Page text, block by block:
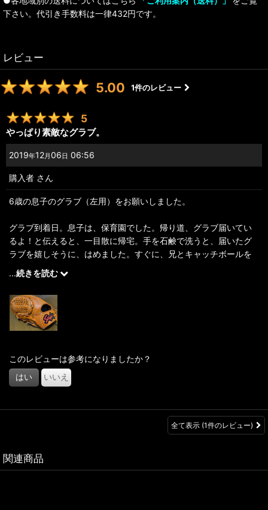
下さい。代引き手数料は一律432円です。
レビュー
5.00 1件のレビュー
5
やっぱり素敵なグラブ。
2019年12月 06 日 06:56
購入者 さん
6歳の息子のグラブ（左用）をお願いしました。
グラブ到着日。息子は、保育園でした。帰り道、グラブ届いてい
るよ！と伝えると、一目散に帰宅。手を石鹸で洗うと、届いたグ
ラブを嬉しそうに、はめました。すぐに、兄とキャッチボールを
開始。何故か兄も嬉しい気持ち。そんな光景に私も嬉しくなりま
した。
我が家のグラブは、セカンドベースさんにお世話になりっぱな
し。今回のグラブも、柔らかく使いやすく、子どもでもすぐに捕
球出来ています。
「いっぱいキャッチボールしてくださいね。」のコメントも頂
き、使う毎にさらに手に馴染んでいく気がします。
ありがとうございました。
...続きを読む
このレビューは参考になりましたか？
はい いいえ
全て表示 (1件のレビュー)
関連商品